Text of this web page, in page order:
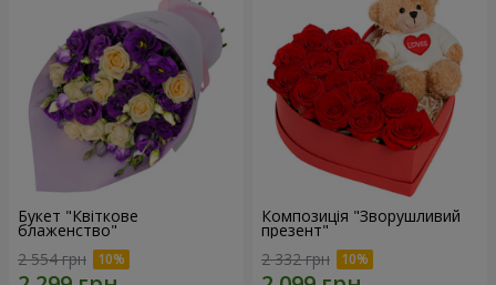
Букет "Квіткове
блаженство"
2 554 грн
Композиція "Зворушливий
презент"
2 332 грн